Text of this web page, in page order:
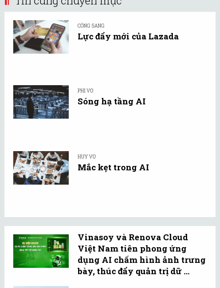
CÔNG SANG
Lực đẩy mới của Lazada
PHI VŨ
Sóng hạ tầng AI
HUY VŨ
Mắc kẹt trong AI
Vinasoy và Renova Cloud
Việt Nam tiên phong ứng
dụng AI chấm hình ảnh trưng
bày, thúc đẩy quản trị dữ ...